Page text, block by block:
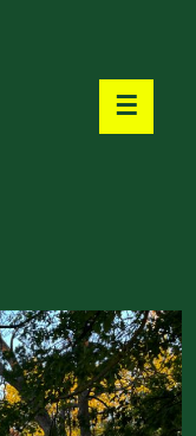
☰